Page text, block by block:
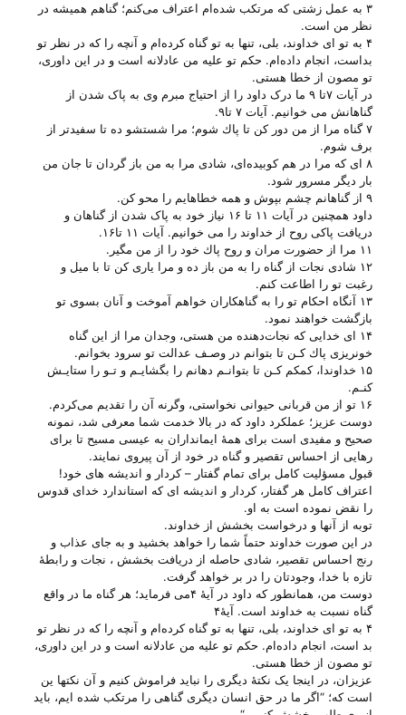
۳ به‌ عمل‌ زشتی‌ كه‌ مرتكب‌ شده‌ام‌ اعتراف‌ می‌كنم‌؛ گناهم‌ همیشه‌ در
نظر من‌ است‌.
۴ به‌ تو ای‌ خداوند، بلی‌، تنها به‌ تو گناه‌ كرده‌ام‌ و آنچه‌ را كه‌ در نظر تو
بداست‌، انجام‌ داده‌ام‌. حكم‌ تو علیه‌ من‌ عادلانه‌ است‌ و در این‌ داوری‌،
تو مصون‌ از خطا هستی‌.
در آیات ۷تا ۹ ما درک داود را از احتیاج مبرم وی به پاک شدن از
گناهانش می‌ خوانیم. آیات ۷ تا۹.
۷ گناه‌ مرا از من‌ دور كن‌ تا پاك‌ شوم‌؛ مرا شستشو ده‌ تا سفیدتر از
برف‌ شوم‌.
۸ ای‌ كه‌ مرا در هم‌ كوبیده‌ای‌، شادی‌ مرا به‌ من‌ باز گردان‌ تا جان‌ من‌
بار دیگر مسرور شود.
۹ از گناهانم‌ چشم‌ بپوش‌ و همه‌ خطاهایم‌ را محو كن‌.
داود همچنین در آیات ۱۱ تا ۱۶ نیاز خود به پاک شدن از گناهان و
دریافت پاکی روح از خداوند را می‌ خوانیم. آیات ۱۱ تا۱۶.
۱۱ مرا از حضورت‌ مران‌ و روح‌ پاك‌ خود را از من‌ مگیر.
۱۲ شادی‌ نجات‌ از گناه‌ را به‌ من‌ باز ده‌ و مرا یاری‌ كن‌ تا با میل‌ و
رغبت‌ تو را اطاعت‌ كنم‌.
۱۳ آنگاه‌ احكام‌ تو را به‌ گناهكاران‌ خواهم‌ آموخت‌ و آنان‌ بسوی‌ تو
بازگشت‌ خواهند نمود.
۱۴ ای‌ خدایی‌ كه‌ نجات‌دهنده‌ من‌ هستی‌، وجدان‌ مرا از این‌ گناه‌
خونریزی‌ پاك‌ كـن‌ تا بتوانم‌ در وصـف‌ عدالت‌ تو سرود بخوانم‌.
۱۵ خداوندا، كمكم‌ كـن‌ تا بتوانـم‌ دهانم‌ را بگشایـم‌ و تـو را ستایـش‌
كنـم‌.
۱۶ تو از من‌ قربانی‌ حیوانی‌ نخواستی‌، وگرنه‌ آن‌ را تقدیم‌ می‌كردم‌.
دوست عزیز‌؛ عملکرد داود که در بالا خدمت شما معرفی شد‌، نمونه
صحیح و مفیدی است برای همهٔ ایمانداران به عیسی مسیح ‌تا برای
رهایی از احساس تقصیر و گناه در خود از آن پیروی نمایند.
قبول مسؤلیت کامل برای تمام گفتار‌ – کردار و اندیشه های خود!
اعتراف کامل هر گفتار‌، کردار و اندیشه ای که استاندارد خدای قدوس
را نقض نموده است به او.
توبه از آنها و درخواست بخشش از خداوند.
در این صورت خداوند حتماً شما را خواهد بخشید و به جای عذاب و
رنج احساس تقصیر‌، شادی حاصله از دریافت بخشش ، نجات و رابطهٔ
تازه با خدا‌، وجودتان را در بر خواهد گرفت.
دوست من‌، همانطور که داود در آیهٔ ۴می‌ فرماید‌؛ هر گناه ما در واقع
گناه نسبت به خداوند است. آیهٔ۴
۴ به‌ تو ای‌ خداوند، بلی‌، تنها به‌ تو گناه‌ كرده‌ام‌ و آنچه‌ را كه‌ در نظر تو
بد است‌، انجام‌ داده‌ام‌. حكم‌ تو علیه‌ من‌ عادلانه‌ است‌ و در این‌ داوری‌،
تو مصون‌ از خطا هستی‌.
عزیزان‌، در اینجا یک نکتهٔ دیگری را نباید فراموش کنیم و آن نکتها ین‌
است که؛ “اگر ما در حق انسان دیگری گناهی را مرتکب شده ایم‌، باید